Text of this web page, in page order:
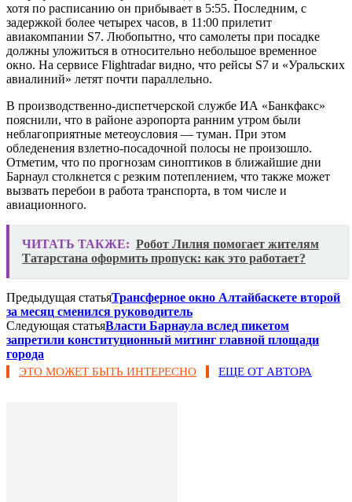
хотя по расписанию он прибывает в 5:55. Последним, с
задержкой более четырех часов, в 11:00 прилетит
авиакомпании S7. Любопытно, что самолеты при посадке
должны уложиться в относительно небольшое временное
окно. На сервисе Flightradar видно, что рейсы S7 и «Уральских
авиалиний» летят почти параллельно.
В производственно-диспетчерской службе ИА «Банкфакс»
пояснили, что в районе аэропорта ранним утром были
неблагоприятные метеоусловия — туман. При этом
обледенения взлетно-посадочной полосы не произошло.
Отметим, что по прогнозам синоптиков в ближайшие дни
Барнаул столкнется с резким потеплением, что также может
вызвать перебои в работа транспорта, в том числе и
авиационного.
ЧИТАТЬ ТАКЖЕ: Робот Лилия помогает жителям
Татарстана оформить пропуск: как это работает?
Предыдущая статьяТрансферное окно Алтайбаскете второй
за месяц сменился руководитель
Следующая статьяВласти Барнаула вслед пикетом
запретили конституционный митинг главной площади
города
ЭТО МОЖЕТ БЫТЬ ИНТЕРЕСНО ЕЩЕ ОТ АВТОРА